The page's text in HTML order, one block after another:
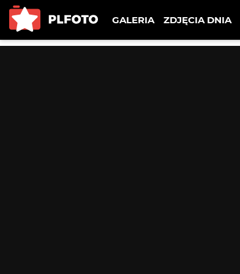
GALERIA ZDJĘCIA DNIA